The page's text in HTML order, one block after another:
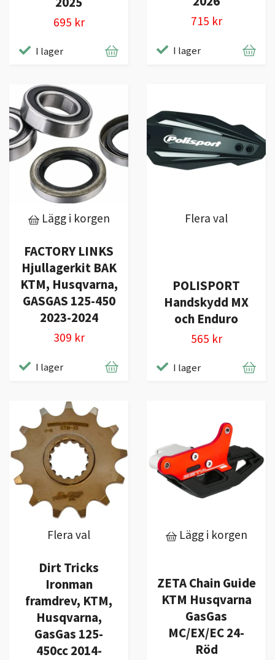
695 kr
I lager
715 kr
I lager
Lägg i korgen
FACTORY LINKS
Hjullagerkit BAK
KTM, Husqvarna,
GASGAS 125-450
2023-2024
309 kr
I lager
Flera val
POLISPORT
Handskydd MX
och Enduro
565 kr
I lager
Flera val
Dirt Tricks
Ironman
framdrev, KTM,
Husqvarna,
GasGas 125-
450cc 2014-
Lägg i korgen
ZETA Chain Guide
KTM Husqvarna
GasGas
MC/EX/EC 24-
Röd